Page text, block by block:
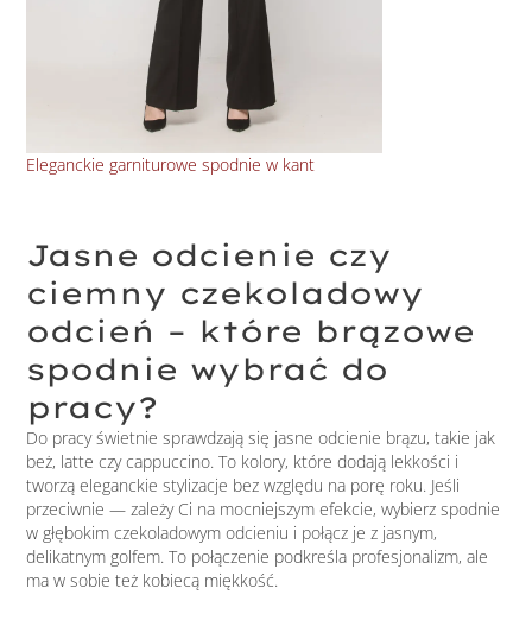
Eleganckie garniturowe spodnie w kant
Jasne odcienie czy
ciemny czekoladowy
odcień – które brązowe
spodnie wybrać do
pracy?
Do pracy świetnie sprawdzają się jasne odcienie brązu, takie jak
beż, latte czy cappuccino. To kolory, które dodają lekkości i
tworzą eleganckie stylizacje bez względu na porę roku. Jeśli
przeciwnie — zależy Ci na mocniejszym efekcie, wybierz spodnie
w głębokim czekoladowym odcieniu i połącz je z jasnym,
delikatnym golfem. To połączenie podkreśla profesjonalizm, ale
ma w sobie też kobiecą miękkość.